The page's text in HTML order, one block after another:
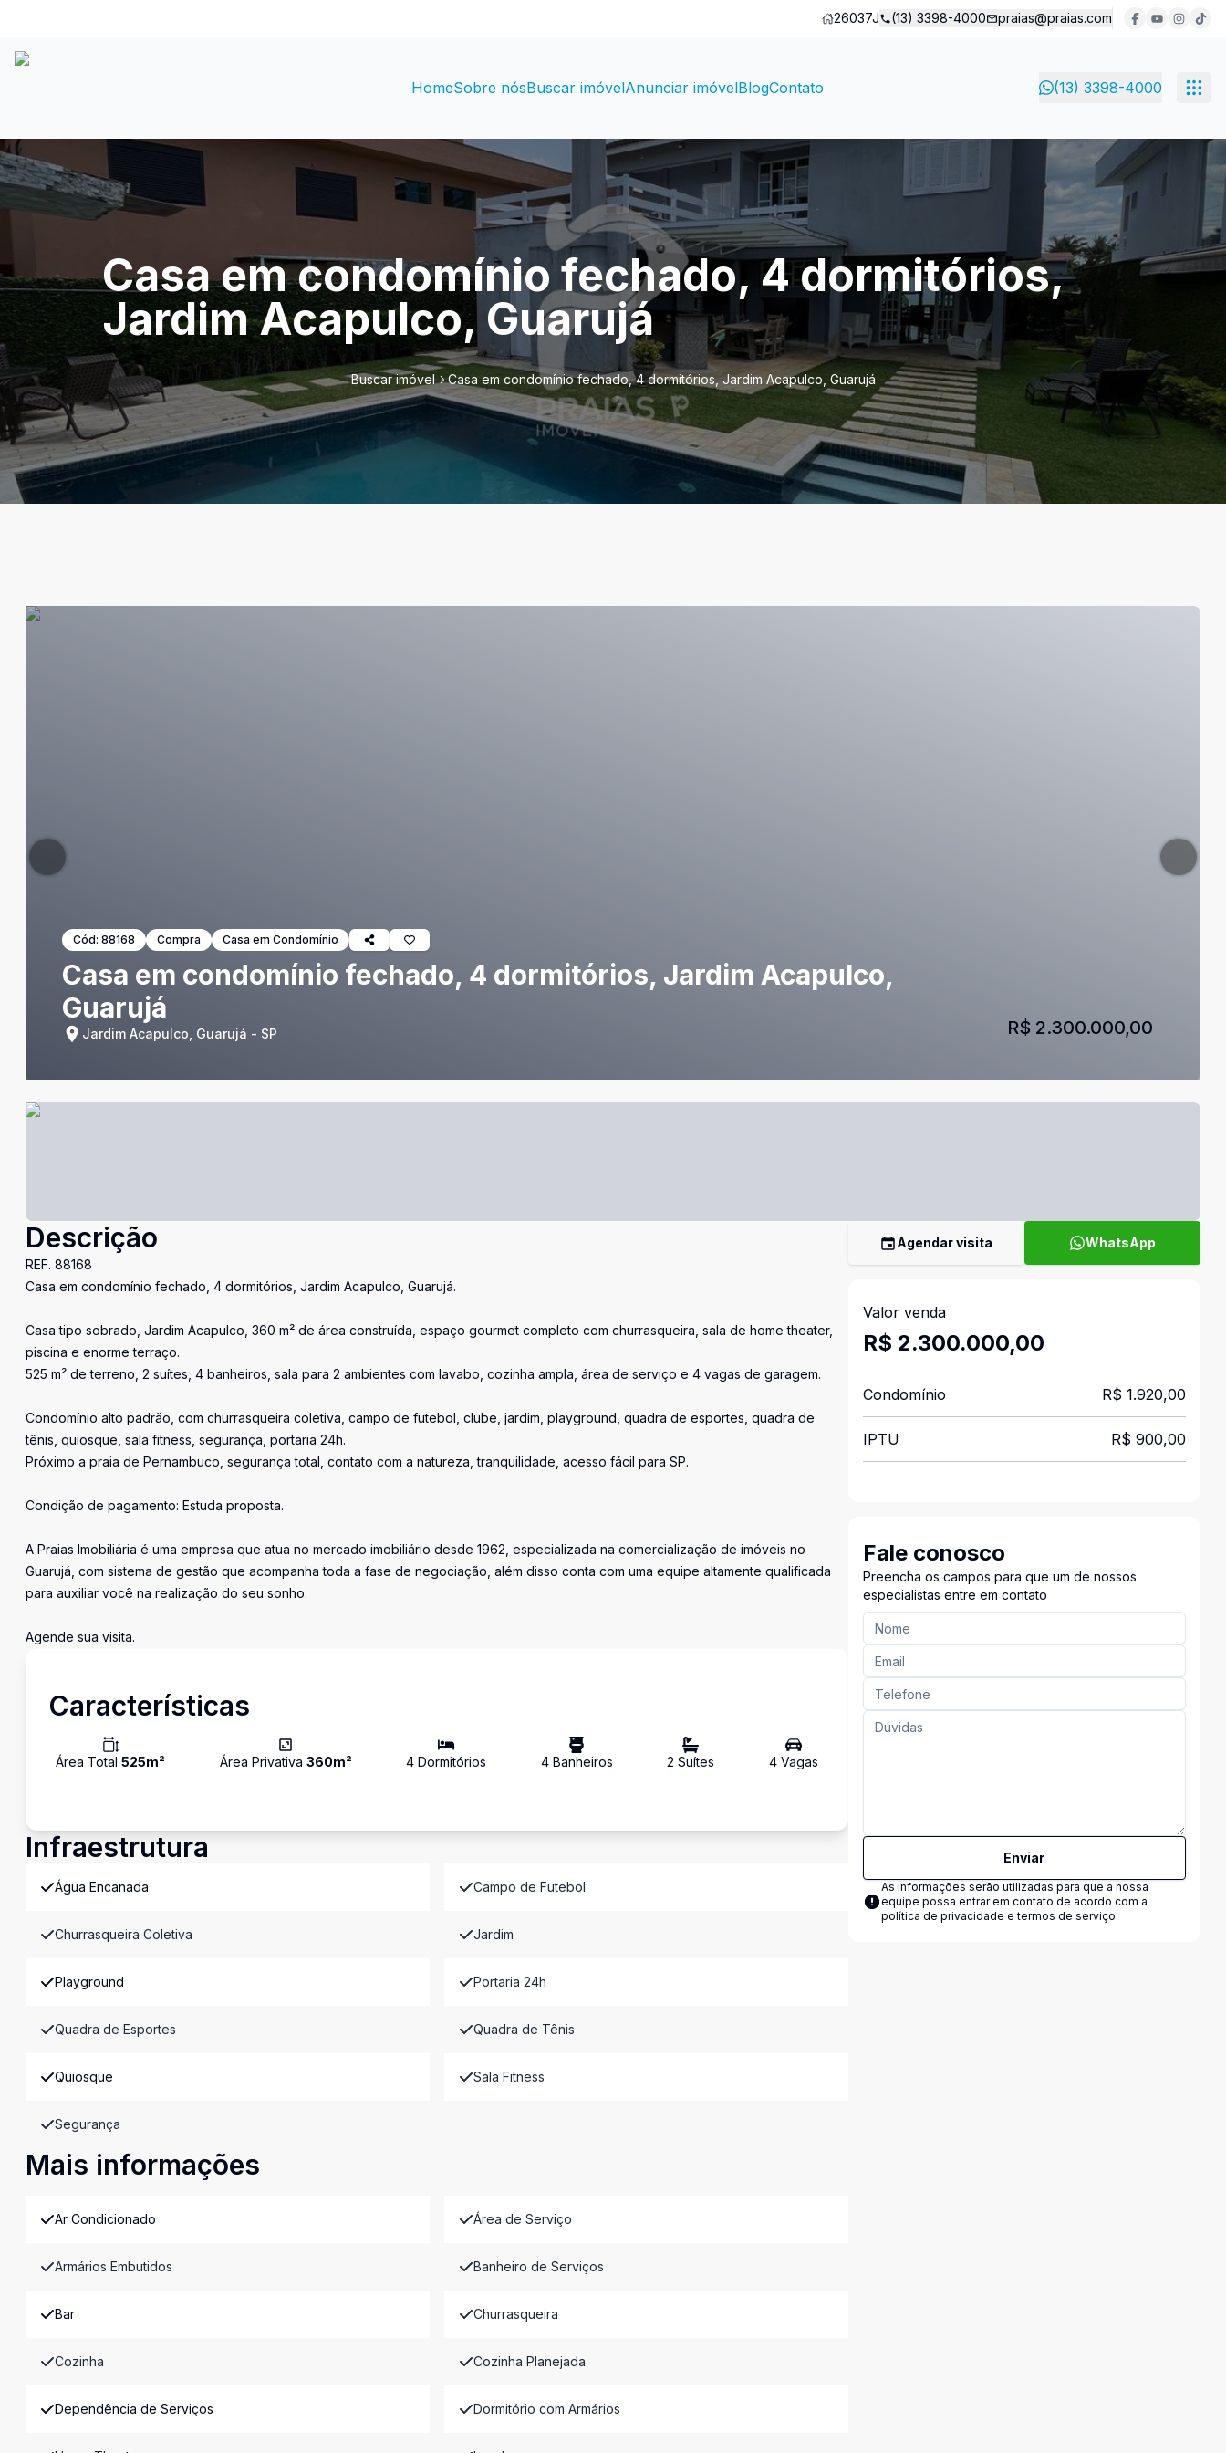
26037J (13) 3398-4000 praias@praias.com
HomeSobre nósBuscar imóvelAnunciar imóvelBlogContato (13) 3398-4000
Casa em condomínio fechado, 4 dormitórios,
Jardim Acapulco, Guarujá
Buscar imóvel Casa em condomínio fechado, 4 dormitórios, Jardim Acapulco, Guarujá
Cód: 88168 Compra Casa em Condomínio
Casa em condomínio fechado, 4 dormitórios, Jardim Acapulco,
Guarujá
Jardim Acapulco, Guarujá - SP R$ 2.300.000,00
Descrição
REF. 88168
Casa em condomínio fechado, 4 dormitórios, Jardim Acapulco, Guarujá.
Casa tipo sobrado, Jardim Acapulco, 360 m² de área construída, espaço gourmet completo com churrasqueira, sala de home theater,
piscina e enorme terraço.
525 m² de terreno, 2 suítes, 4 banheiros, sala para 2 ambientes com lavabo, cozinha ampla, área de serviço e 4 vagas de garagem.
Condomínio alto padrão, com churrasqueira coletiva, campo de futebol, clube, jardim, playground, quadra de esportes, quadra de
tênis, quiosque, sala fitness, segurança, portaria 24h.
Próximo a praia de Pernambuco, segurança total, contato com a natureza, tranquilidade, acesso fácil para SP.
Condição de pagamento: Estuda proposta.
A Praias Imobiliária é uma empresa que atua no mercado imobiliário desde 1962, especializada na comercialização de imóveis no
Guarujá, com sistema de gestão que acompanha toda a fase de negociação, além disso conta com uma equipe altamente qualificada
para auxiliar você na realização do seu sonho.
Agende sua visita.
Características
Área Total 525m² Área Privativa 360m² 4 Dormitórios 4Banheiros 2 Suítes 4Vagas
Infraestrutura
Água Encanada Campo de Futebol
Churrasqueira Coletiva Jardim
Playground Portaria 24h
Quadra de Esportes Quadra de Tênis
Quiosque Sala Fitness
Segurança
Mais informações
Ar Condicionado Área de Serviço
Armários Embutidos Banheiro de Serviços
Bar Churrasqueira
Cozinha Cozinha Planejada
Dependência de Serviços Dormitório com Armários
Agendar visita WhatsApp
Valor venda
R$ 2.300.000,00
Condomínio R$ 1.920,00
IPTU R$ 900,00
Fale conosco
Preencha os campos para que um de nossos
especialistas entre em contato
Enviar
As informações serão utilizadas para que a nossa
equipe possa entrar em contato de acordo com a
política de privacidade e termos de serviço